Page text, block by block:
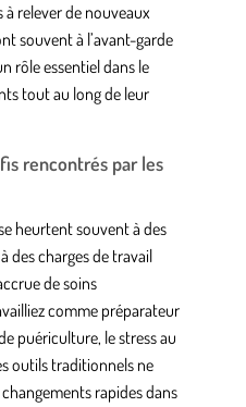
relever de nouveaux
souvent à l’avant-garde
rôle essentiel dans le
tout au long de leur
rencontrés par les
heurtent souvent à des
des charges de travail
de soins
comme préparateur
puériculture, le stress au
outils traditionnels ne
rapides dans